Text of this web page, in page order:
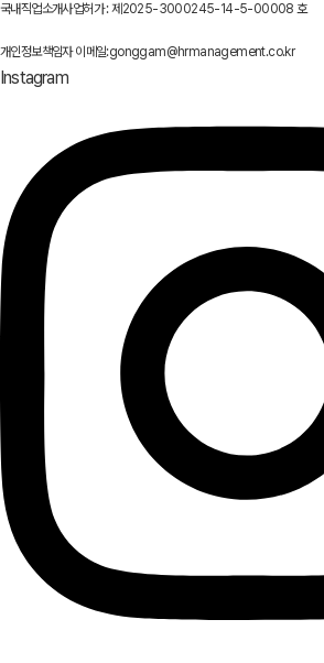
국내직업소개사업허가 : 제2025-3000245-14-5-00008 호
개인정보책임자 이메일:gonggam@hrmanagement.co.kr
Instagram